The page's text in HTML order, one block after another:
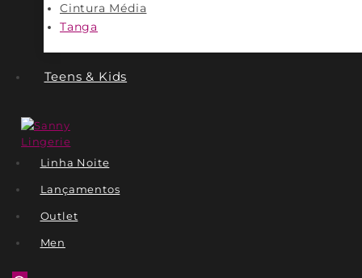
Cintura Média
Tanga
Teens & Kids
Linha Noite
Lançamentos
Outlet
Men